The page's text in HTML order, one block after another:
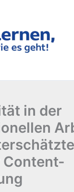
in der
Content-